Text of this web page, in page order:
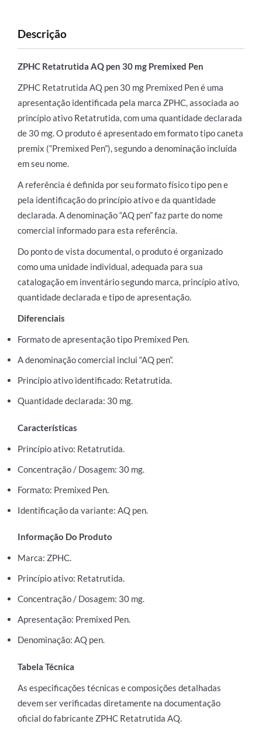
Descrição
ZPHC Retatrutida AQ pen 30 mg Premixed Pen
ZPHC Retatrutida AQ pen 30 mg Premixed Pen é uma
apresentação identificada pela marca ZPHC, associada ao
princípio ativo Retatrutida, com uma quantidade declarada
de 30 mg. O produto é apresentado em formato tipo caneta
premix (“Premixed Pen”), segundo a denominação incluída
em seu nome.
A referência é definida por seu formato físico tipo pen e
pela identificação do princípio ativo e da quantidade
declarada. A denominação “AQ pen” faz parte do nome
comercial informado para esta referência.
Do ponto de vista documental, o produto é organizado
como uma unidade individual, adequada para sua
catalogação em inventário segundo marca, princípio ativo,
quantidade declarada e tipo de apresentação.
Diferenciais
Formato de apresentação tipo Premixed Pen.
A denominação comercial inclui “AQ pen”.
Princípio ativo identificado: Retatrutida.
Quantidade declarada: 30 mg.
Características
Princípio ativo: Retatrutida.
Concentração / Dosagem: 30 mg.
Formato: Premixed Pen.
Identificação da variante: AQ pen.
Informação Do Produto
Marca: ZPHC.
Princípio ativo: Retatrutida.
Concentração / Dosagem: 30 mg.
Apresentação: Premixed Pen.
Denominação: AQ pen.
Tabela Técnica
As especificações técnicas e composições detalhadas
devem ser verificadas diretamente na documentação
oficial do fabricante ZPHC Retatrutida AQ.